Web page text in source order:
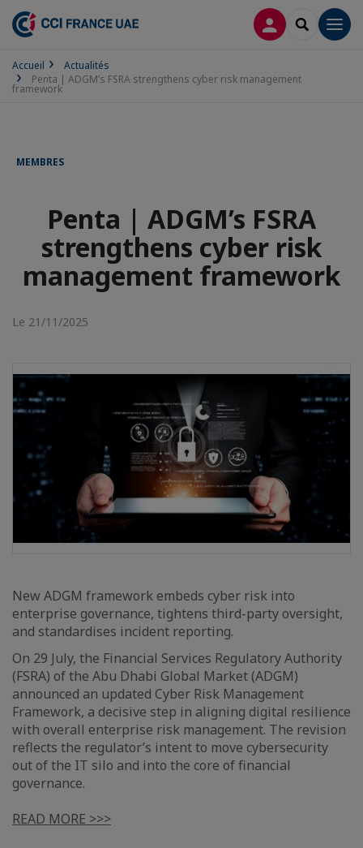
CONNEXION
Accueil
Actualités
Penta | ADGM’s FSRA strengthens cyber risk management
framework
MEMBRES
Penta | ADGM’s FSRA
strengthens cyber risk
management framework
Le 21/11/2025
New ADGM framework embeds cyber risk into
enterprise governance, tightens third-party oversight,
and standardises incident reporting.
On 29 July, the Financial Services Regulatory Authority
(FSRA) of the Abu Dhabi Global Market (ADGM)
announced an updated Cyber Risk Management
Framework, a decisive step in aligning digital resilience
with overall enterprise risk management. The revision
reflects the regulator’s intent to move cybersecurity
out of the IT silo and into the core of financial
governance.
READ MORE >>>